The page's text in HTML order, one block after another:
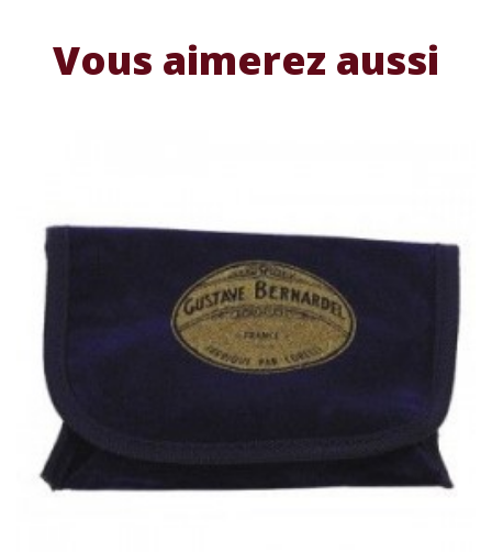
Vous aimerez aussi